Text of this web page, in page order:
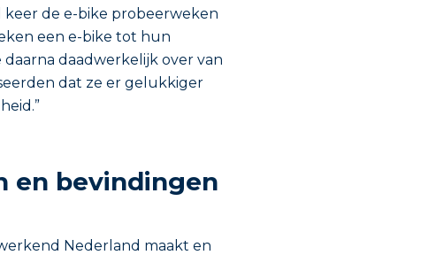
keer de e-bike probeerweken
een e-bike tot hun
daadwerkelijk over van
dat ze er gelukkiger
en bevindingen
Nederland maakt en